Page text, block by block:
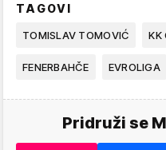
TAGOVI
TOMISLAV TOMOVIĆ KK
FENERBAHČE EVROLIGA
Pridruži se